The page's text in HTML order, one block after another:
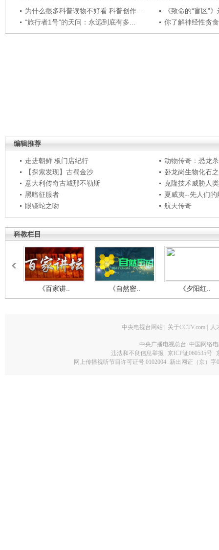
为什么很多科普读物不好看 科普创作...
《致命的“盲区”
“旅行者1号”的天问：永远到底有多...
你了解神经性贪
编辑推荐
走进朝鲜 板门店纪行
动物传奇：恐龙
【探索发现】古蜀金沙
卧龙岗生物化石
意大利传奇古城那不勒斯
克隆技术威胁人
黑暗征服者
夏威夷--先人们的
眼镜蛇之吻
航天传奇
科教栏目
《百家讲.. 《自然密.. 《夕阳红..
中央电视台网站 | 关于CCTV.com | 人
中央广播电视总台 中国网络
违法和不良信息举报
京ICP证060535号
网上传播视听节目许可证号 0102004 新出网证（京）